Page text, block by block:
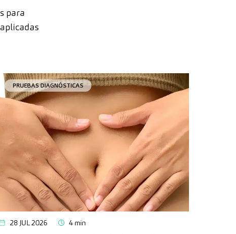
para
PRUEBAS DIAGNÓSTICAS
28 JUL 2026 4 min